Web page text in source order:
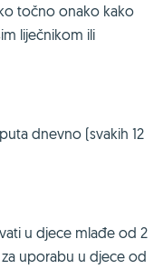
točno onako kako
liječnikom ili
dnevno (svakih 12
u djece mlađe od 2
uporabu u djece od